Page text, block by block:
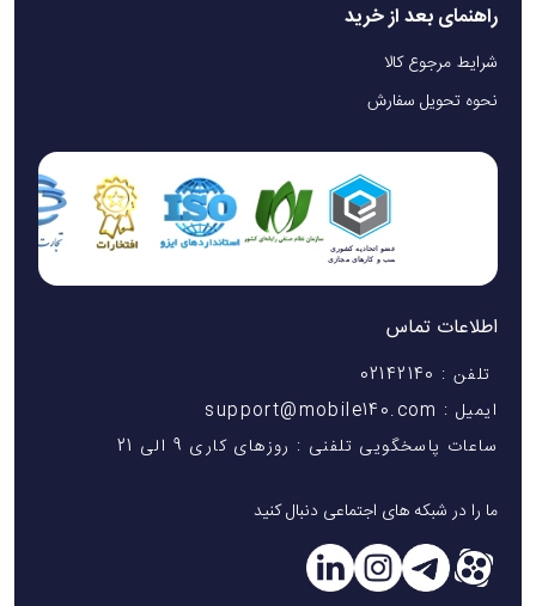
راهنمای بعد از خرید
شرایط مرجوع کالا
نحوه تحویل سفارش
اطلاعات تماس
تلفن : 02142140
ایمیل : support@mobile140.com
ساعات پاسخگویی تلفنی : روزهای کاری 9 الی 21
ما را در شبکه های اجتماعی دنبال کنید